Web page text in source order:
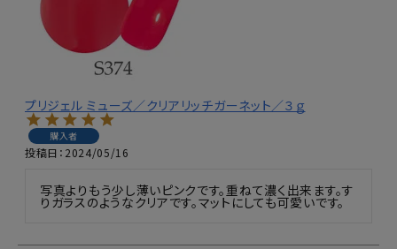
プリジェル ミューズ／クリアリッチガーネット／３ｇ
購入者
投稿日 2024/05/16
写真よりもう少し薄いピンクです。重ねて濃く出来ます。す
りガラスのようなクリアです。マットにしても可愛いです。